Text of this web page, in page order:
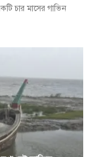
চার মাসের গাভিন